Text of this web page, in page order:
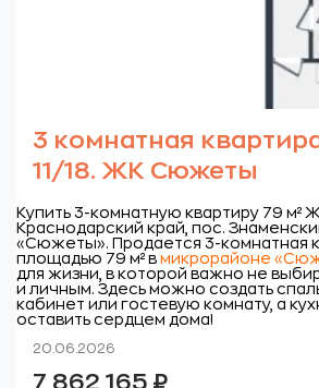
3 комнатная
11/18. ЖК Сюжеты
Купить 3-комнатную квартиру 79
Краснодарский край, пос.
«Сюжеты». Продается 3-комнатная
площадью 79 м² в микрорайоне
для жизни, в которой важно не
и личным. Здесь можно создать
кабинет или гостевую комнату, а
оставить сердцем дома!
20.06.2026
7 862 165 ₽